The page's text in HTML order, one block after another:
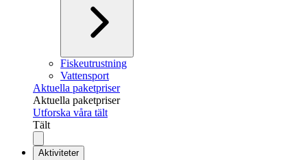
Fiskeutrustning
Vattensport
Aktuella paketpriser
Aktuella paketpriser
Utforska våra tält
Tält
Aktiviteter